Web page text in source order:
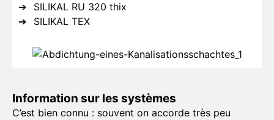
SILIKAL RU 320 thix
SILIKAL TEX
Information sur les systèmes
C’est bien connu : souvent on accorde très peu